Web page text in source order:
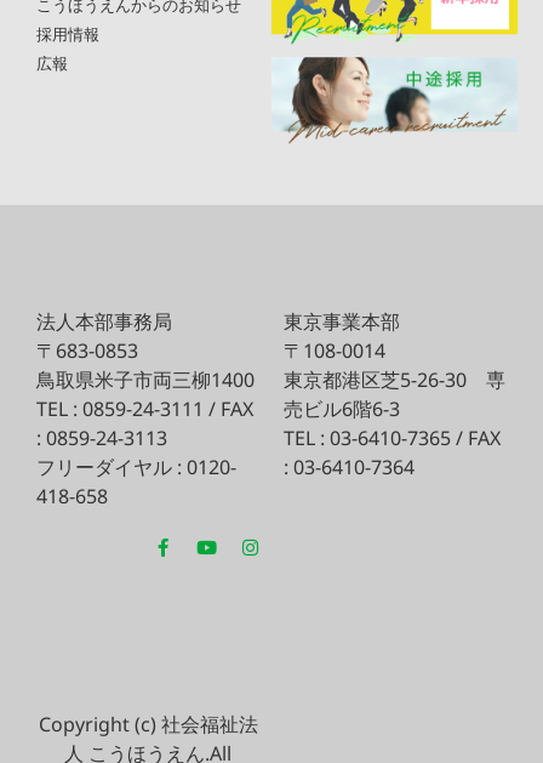
こうほうえんからのお知らせ
採用情報
広報
法人本部事務局
〒683-0853
鳥取県米子市両三柳1400
TEL : 0859-24-3111 / FAX
: 0859-24-3113
フリーダイヤル : 0120-
418-658
東京事業本部
〒108-0014
東京都港区芝5-26-30 専
売ビル6階6-3
TEL : 03-6410-7365 / FAX
: 03-6410-7364
Copyright (c) 社会福祉法
人 こうほうえん.All